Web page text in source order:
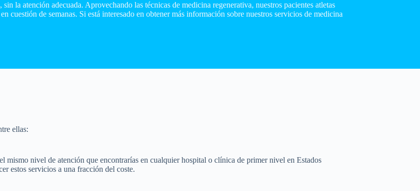
la atención adecuada. Aprovechando las técnicas de medicina regenerativa, nuestros pacientes atletas
cuestión de semanas. Si está interesado en obtener más información sobre nuestros servicios de medicina
ellas:
mismo nivel de atención que encontrarías en cualquier hospital o clínica de primer nivel en Estados
estos servicios a una fracción del coste.